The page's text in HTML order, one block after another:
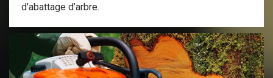
d’abattage d’arbre.